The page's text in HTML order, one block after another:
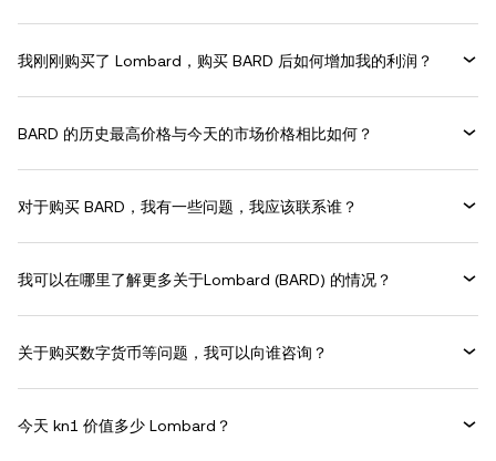
我刚刚购买了 Lombard，购买 BARD 后如何增加我的利润？
BARD 的历史最高价格与今天的市场价格相比如何？
对于购买 BARD，我有一些问题，我应该联系谁？
我可以在哪里了解更多关于Lombard (BARD) 的情况？
关于购买数字货币等问题，我可以向谁咨询？
今天 kn1 价值多少 Lombard？